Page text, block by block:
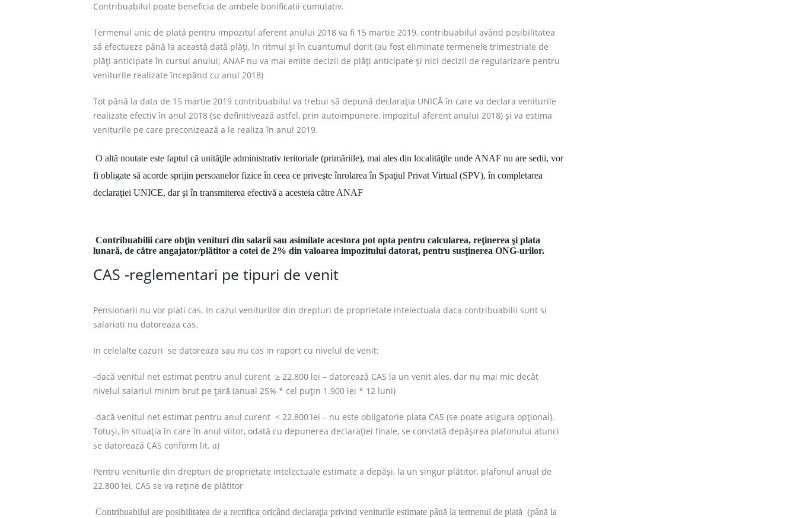
Contribuabilul poate beneficia de ambele bonificatii cumulativ.
Termenul unic de plată pentru impozitul aferent anului 2018 va fi 15 martie 2019, contribuabilul având posibilitatea
să efectueze până la această dată plăţi, în ritmul şi în cuantumul dorit (au fost eliminate termenele trimestriale de
plăţi anticipate în cursul anului; ANAF nu va mai emite decizii de plăţi anticipate şi nici decizii de regularizare pentru
veniturile realizate începând cu anul 2018)
Tot până la data de 15 martie 2019 contribuabilul va trebui să depună declaraţia UNICĂ în care va declara veniturile
realizate efectiv în anul 2018 (se definitivează astfel, prin autoimpunere, impozitul aferent anului 2018) şi va estima
veniturile pe care preconizează a le realiza în anul 2019.
O altă noutate este faptul că unităţile administrativ teritoriale (primăriile), mai ales din localităţile unde ANAF nu are sedii, vor
fi obligate să acorde sprijin persoanelor fizice în ceea ce priveşte înrolarea în Spaţiul Privat Virtual (SPV), în completarea
declaraţiei UNICE, dar şi în transmiterea efectivă a acesteia către ANAF
Contribuabilii care obţin venituri din salarii sau asimilate acestora pot opta pentru calcularea, reţinerea şi plata
lunară, de către angajator/plătitor a cotei de 2% din valoarea impozitului datorat, pentru susţinerea ONG-urilor.
CAS -reglementari pe tipuri de venit
Pensionarii nu vor plati cas. In cazul veniturilor din drepturi de proprietate intelectuala daca contribuabilii sunt si
salariati nu datoreaza cas.
In celelalte cazuri se datoreaza sau nu cas in raport cu nivelul de venit:
-dacă venitul net estimat pentru anul curent ≥ 22.800 lei – datorează CAS la un venit ales, dar nu mai mic decât
nivelul salariul minim brut pe ţară (anual 25% * cel puţin 1.900 lei * 12 luni)
-dacă venitul net estimat pentru anul curent < 22.800 lei – nu este obligatorie plata CAS (se poate asigura opţional).
Totuşi, în situaţia în care în anul viitor, odată cu depunerea declaraţiei finale, se constată depăşirea plafonului atunci
se datorează CAS conform lit. a)
Pentru veniturile din drepturi de proprietate intelectuale estimate a depăşi, la un singur plătitor, plafonul anual de
22.800 lei, CAS se va reţine de plătitor
Contribuabilul are posibilitatea de a rectifica oricând declaraţia privind veniturile estimate până la termenul de plată (până la